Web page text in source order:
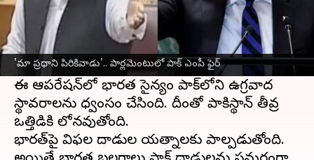
'మా ప్రధాని పిరికివాడు'.. పార్లమెంటులో పాక్‌ ఎంపీ ఫైర్‌
ఈ వార్తాకథనం ఏంటి
పహల్గాం ఉగ్రదాడికి ప్రతీకారంగా భారత్‌ చేపట్టిన
'ఆపరేషన్‌ సిందూర్‌' నేపథ్యంలో పాకిస్థాన్‌లో కలకలం
రేగింది.
ఈ ఆపరేషన్‌లో భారత సైన్యం పాక్‌లోని ఉగ్రవాద
స్థావరాలను ధ్వంసం చేసింది. దీంతో పాకిస్థాన్‌ తీవ్ర
ఒత్తిడికి లోనవుతోంది.
భారత్‌పై విఫల దాడుల యత్నాలకు పాల్పడుతోంది.